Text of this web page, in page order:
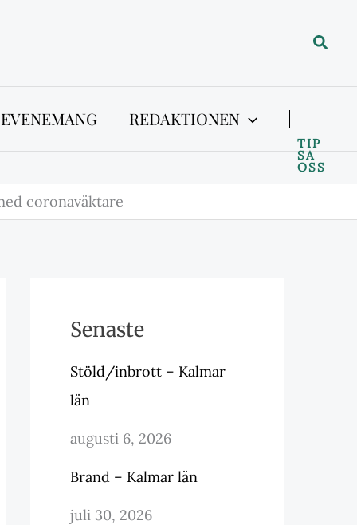
Sök
REDAKTIONEN
TIP
SA
OSS
coronaväktare
Senaste
Stöld/inbrott – Kalmar
län
augusti 6, 2026
Brand – Kalmar län
juli 30, 2026